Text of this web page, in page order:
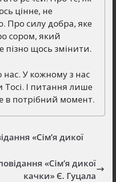
цінне, не
Про силу добра, яке
сором, який
пізно щось змінити.
нас. У кожному з нас
І питання лише
в потрібний момент.
«Сім’я дикої
«Сім’я дикої
качки» Є. Гуцала